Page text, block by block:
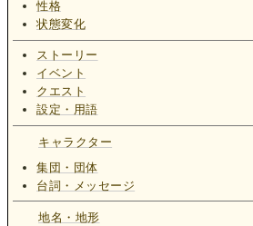
性格
状態変化
ストーリー
イベント
クエスト
設定・用語
キャラクター
集団・団体
台詞・メッセージ
地名・地形